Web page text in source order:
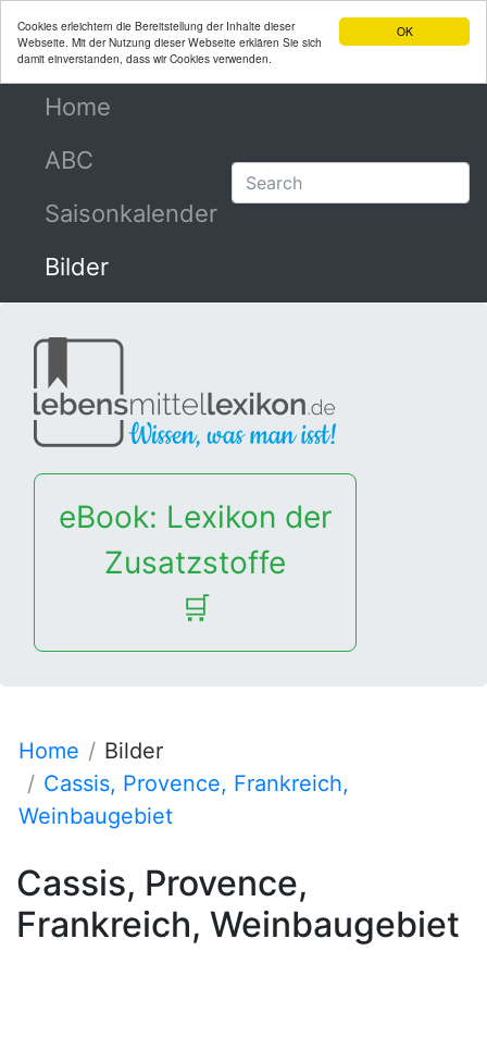
OK
Cookies erleichtern die Bereitstellung der Inhalte dieser
Webseite. Mit der Nutzung dieser Webseite erklären Sie sich
damit einverstanden, dass wir Cookies verwenden.
Home
ABC
Saisonkalender
Bilder
eBook: Lexikon der
Zusatzstoffe
🛒
Home
Bilder
Cassis, Provence, Frankreich,
Weinbaugebiet
Cassis, Provence,
Frankreich, Weinbaugebiet